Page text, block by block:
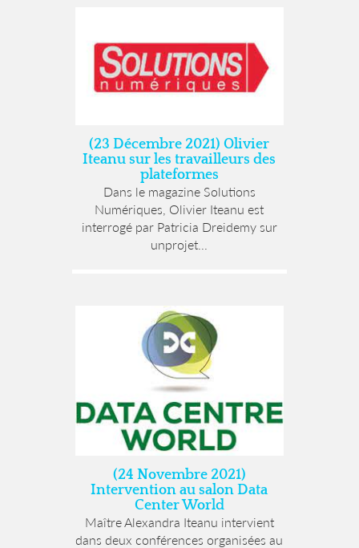
(23 Décembre 2021) Olivier
Iteanu sur les travailleurs des
plateformes
Dans le magazine Solutions
Numériques, Olivier Iteanu est
interrogé par Patricia Dreidemy sur
unprojet...
(24 Novembre 2021)
Intervention au salon Data
Center World
Maître Alexandra Iteanu intervient
dans deux conférences organisées au